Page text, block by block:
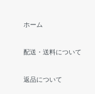
ホーム
配送・送料について
返品について